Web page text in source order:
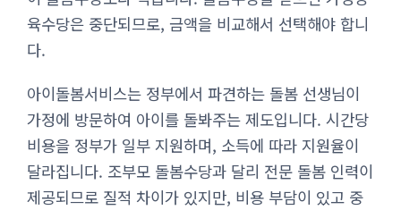
육수당은 중단되므로, 금액을 비교해서 선택해야 합니
다.
아이돌봄서비스는 정부에서 파견하는 돌봄 선생님이
가정에 방문하여 아이를 돌봐주는 제도입니다. 시간당
비용을 정부가 일부 지원하며, 소득에 따라 지원율이
달라집니다. 조부모 돌봄수당과 달리 전문 돌봄 인력이
제공되므로 질적 차이가 있지만, 비용 부담이 있고 중